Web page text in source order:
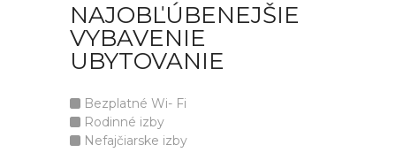
NAJOBĽÚBENEJŠIE
VYBAVENIE
UBYTOVANIE
Bezplatné Wi- Fi
Rodinné izby
Nefajčiarske izby